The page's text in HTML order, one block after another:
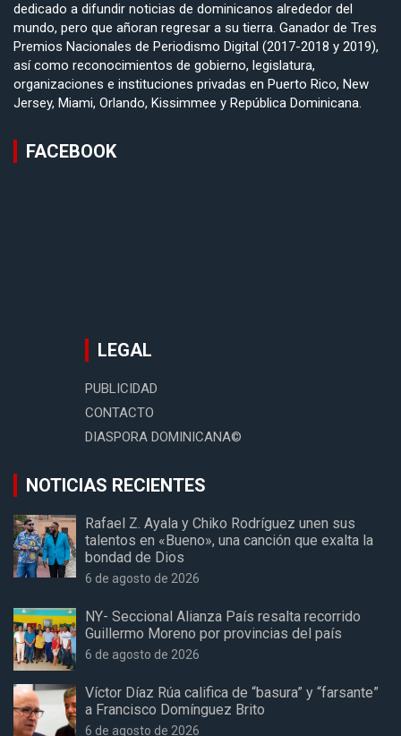
dedicado a difundir noticias de dominicanos alrededor del
mundo, pero que añoran regresar a su tierra. Ganador de Tres
Premios Nacionales de Periodismo Digital (2017-2018 y 2019),
así como reconocimientos de gobierno, legislatura,
organizaciones e instituciones privadas en Puerto Rico, New
Jersey, Miami, Orlando, Kissimmee y República Dominicana.
FACEBOOK
LEGAL
PUBLICIDAD
CONTACTO
DIASPORA DOMINICANA©
NOTICIAS RECIENTES
Rafael Z. Ayala y Chiko Rodríguez unen sus
talentos en «Bueno», una canción que exalta la
bondad de Dios
6 de agosto de 2026
NY- Seccional Alianza País resalta recorrido
Guillermo Moreno por provincias del país
6 de agosto de 2026
Víctor Díaz Rúa califica de “basura” y “farsante”
a Francisco Domínguez Brito
6 de agosto de 2026